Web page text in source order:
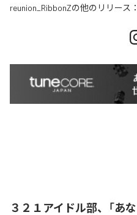
reunion_RibbonZの他のリリース：
３２１アイドル部、「あ